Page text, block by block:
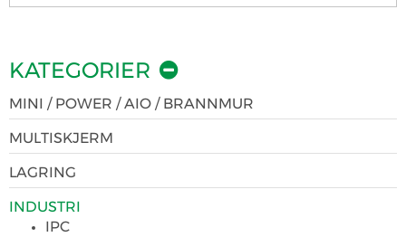
KATEGORIER
MINI / POWER / AIO / BRANNMUR
MULTISKJERM
LAGRING
INDUSTRI
IPC